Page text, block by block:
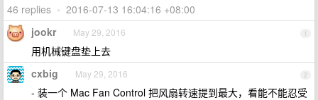
46 replies • 2016-07-13 16:04:16 +08:00
1
jookr May 29, 2016
用机械键盘垫上去
2
cxbig May 29, 2016
- 装一个 Mac Fan Control 把风扇转速提到最大，看能不能忍受